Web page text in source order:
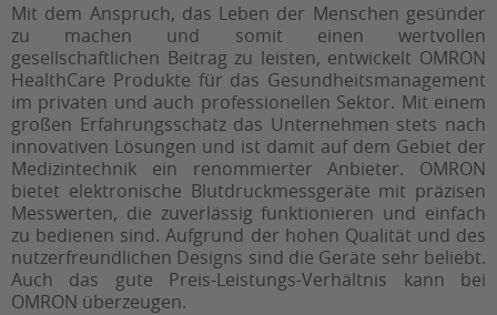
Mit dem Anspruch, das Leben der Menschen gesünder
zu machen und somit einen wertvollen
gesellschaftlichen Beitrag zu leisten, entwickelt OMRON
HealthCare Produkte für das Gesundheitsmanagement
im privaten und auch professionellen Sektor. Mit einem
großen Erfahrungsschatz das Unternehmen stets nach
innovativen Lösungen und ist damit auf dem Gebiet der
Medizintechnik ein renommierter Anbieter. OMRON
bietet elektronische Blutdruckmessgeräte mit präzisen
Messwerten, die zuverlässig funktionieren und einfach
zu bedienen sind. Aufgrund der hohen Qualität und des
nutzerfreundlichen Designs sind die Geräte sehr beliebt.
Auch das gute Preis-Leistungs-Verhältnis kann bei
OMRON überzeugen.